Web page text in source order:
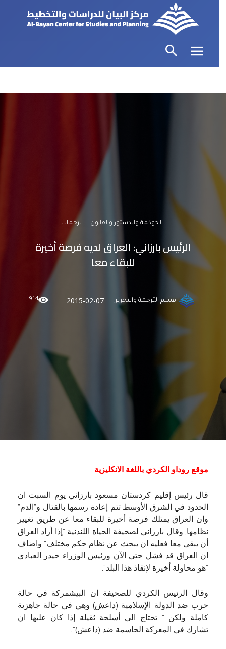
الحوكمة والدستور والقانون ترجمات
الرئيس بارزاني: العراق لديه فرصة أخيرة
للبقاء معا
قسم الترجمة والتحرير 2015-02-07
914
موقع روداو الكردي باللغة الانكليزية
قال رئيس إقليم كردستان مسعود بارزاني يوم السبت ان
الحدود في الشرق الأوسط تتم إعادة رسمها بالقتال و”الدم”
وان العراق يمتلك فرصة أخيرة للبقاء معا عن طريق تغيير
نظامها, وقال بارزاني لصحيفة الحياة اللندنية “إذا أراد العراق
أن يبقى معا فعليه ان يبحث عن نظام حكم مختلف” واضاف
ان العراق قد فشل حتى الآن ورئيس الوزراء حيدر العبادي
“هو محاولة أخيرة لإنقاذ هذا البلد”.
وقال الرئيس الكردي للصحيفة ان البيشمركة في حالة
حرب ضد الدولة الإسلامية (داعش) وهي في حالة جاهزية
كاملة ولكن ” تحتاج الى أسلحة ثقيلة إذا كان عليها ان
تشارك في المعركة الحاسمة ضد (داعش)”.